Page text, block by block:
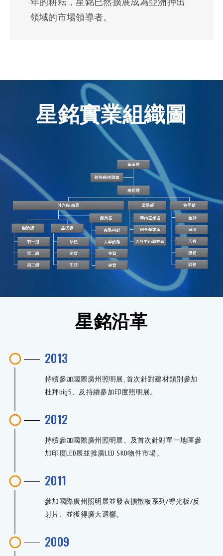
年的耕耘，星銘已然擴展成為亞洲押出
領域的市場領導者。
星銘實業組織圖
星銘沿革
2013
持續參加國際廣州照明展, 首次針對建材類別參加
杜拜big5、及持續參加印度照明展。
2012
持續參加國際廣州照明展、及首次針對單一地區參
加印度LED展並推廣LED SKD物件市場。
2011
參加國際廣州照明展並發表擴散板系列/導光板/反
射片、並獲得廣大迴響。
2009